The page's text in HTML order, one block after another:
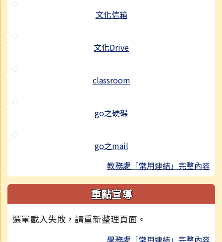
文化信箱
文化Drive
classroom
go之硬碟
go之mail
教務處「常用連結」完整內容
重點宣導
選單載入失敗，請重新整理頁面。